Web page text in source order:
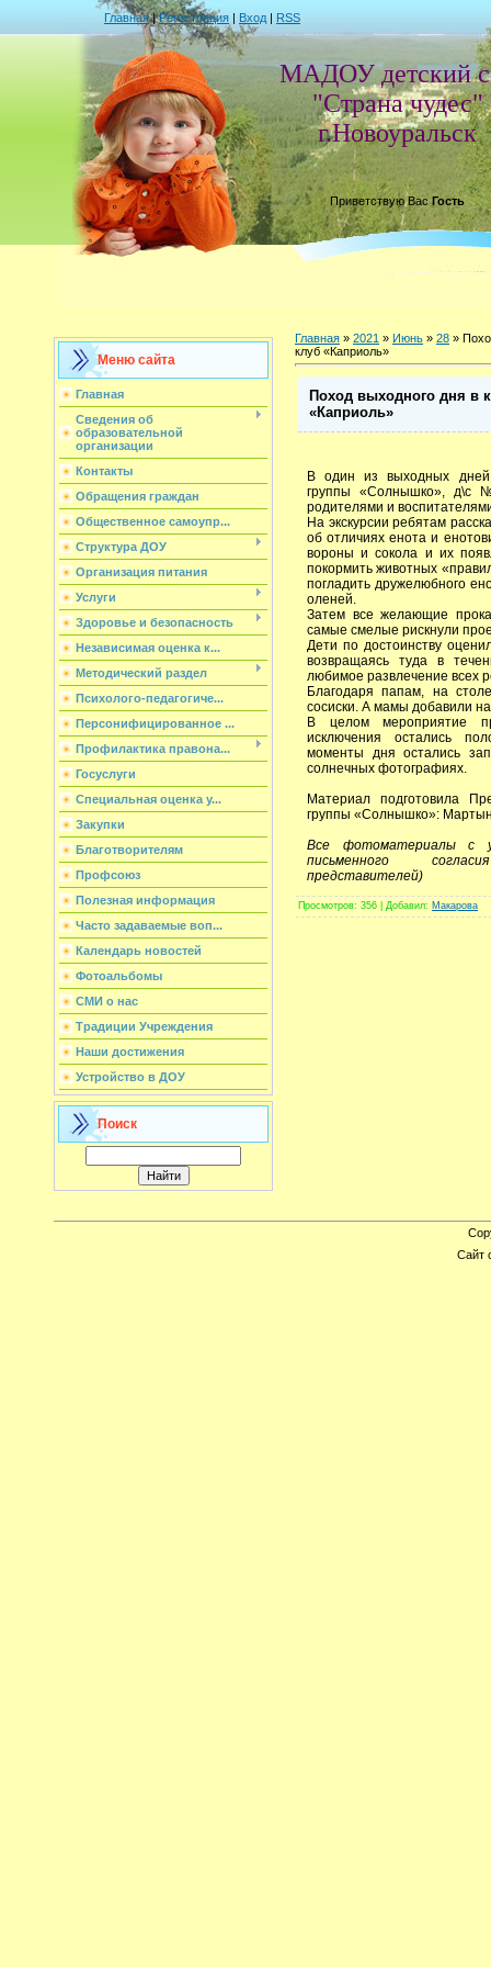
Главная|Регистрация | Вход | RSS
МАДОУ детский
"Страна чудес"
г.Новоуральск
Приветствую Вас Гость
Меню сайта
Главная
Сведения об
образовательной
организации
Контакты
Обращения граждан
Общественное самоупр...
Структура ДОУ
Организация питания
Услуги
Здоровье и безопасность
Независимая оценка к...
Методический раздел
Психолого-педагогиче...
Персонифицированное ...
Профилактика правона...
Госуслуги
Специальная оценка у...
Закупки
Благотворителям
Профсоюз
Полезная информация
Часто задаваемые воп...
Календарь новостей
Фотоальбомы
СМИ о нас
Традиции Учреждения
Наши достижения
Устройство в ДОУ
Поиск
Главная » 2021 » Июнь » 28 »
клуб «Каприоль»
Поход выходного дня в
«Каприоль»
В один из выходных дней
группы «Солнышко», д\с
родителями и
На экскурсии ребятам
об отличиях енота и
вороны и сокола и их
покормить животных
погладить дружелюбного
оленей.
Затем все желающие
самые смелые рискнули
Дети по достоинству
возвращаясь туда в
любимое развлечение всех
Благодаря папам, на
сосиски. А мамы добавили
В целом мероприятие
исключения остались
моменты дня остались
солнечных фотографиях.
Материал подготовила
группы «Солнышко»:
Все фотоматериалы с
письменного
представителей)
Просмотров: 356 | Добавил: Макарова
Сайт